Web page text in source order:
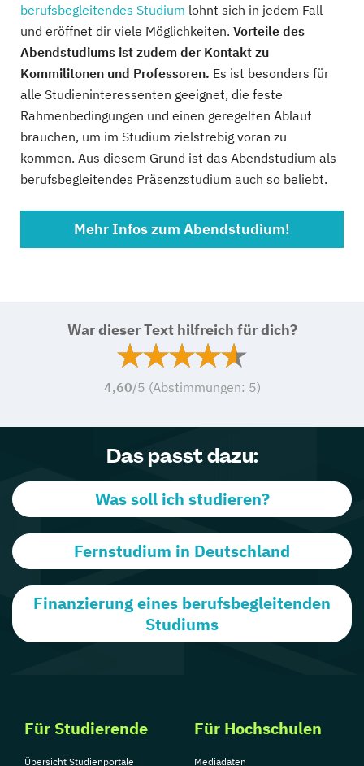
berufsbegleitendes Studium lohnt sich in jedem Fall
und eröffnet dir viele Möglichkeiten. Vorteile des
Abendstudiums ist zudem der Kontakt zu
Kommilitonen und Professoren. Es ist besonders für
alle Studieninteressenten geeignet, die feste
Rahmenbedingungen und einen geregelten Ablauf
brauchen, um im Studium zielstrebig voran zu
kommen. Aus diesem Grund ist das Abendstudium als
berufsbegleitendes Präsenzstudium auch so beliebt.
Mehr Infos zum Abendstudium!
War dieser Text hilfreich für dich?
4,60/5 (Abstimmungen: 5)
Das passt dazu:
Was soll ich studieren?
Fernstudium in Deutschland
Finanzierung eines berufsbegleitenden
Studiums
Für Studierende
Übersicht Studienportale
Für Hochschulen
Mediadaten